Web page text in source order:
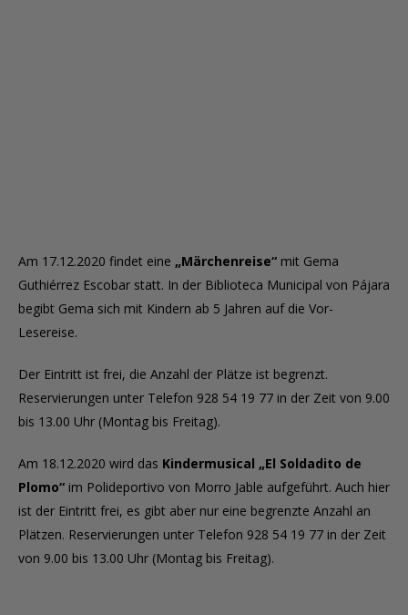
Am 17.12.2020 findet eine „Märchenreise“ mit Gema
Guthiérrez Escobar statt. In der Biblioteca Municipal von Pájara
begibt Gema sich mit Kindern ab 5 Jahren auf die Vor-
Lesereise.
Der Eintritt ist frei, die Anzahl der Plätze ist begrenzt.
Reservierungen unter Telefon 928 54 19 77 in der Zeit von 9.00
bis 13.00 Uhr (Montag bis Freitag).
Am 18.12.2020 wird das Kindermusical „El Soldadito de
Plomo“ im Polideportivo von Morro Jable aufgeführt. Auch hier
ist der Eintritt frei, es gibt aber nur eine begrenzte Anzahl an
Plätzen. Reservierungen unter Telefon 928 54 19 77 in der Zeit
von 9.00 bis 13.00 Uhr (Montag bis Freitag).